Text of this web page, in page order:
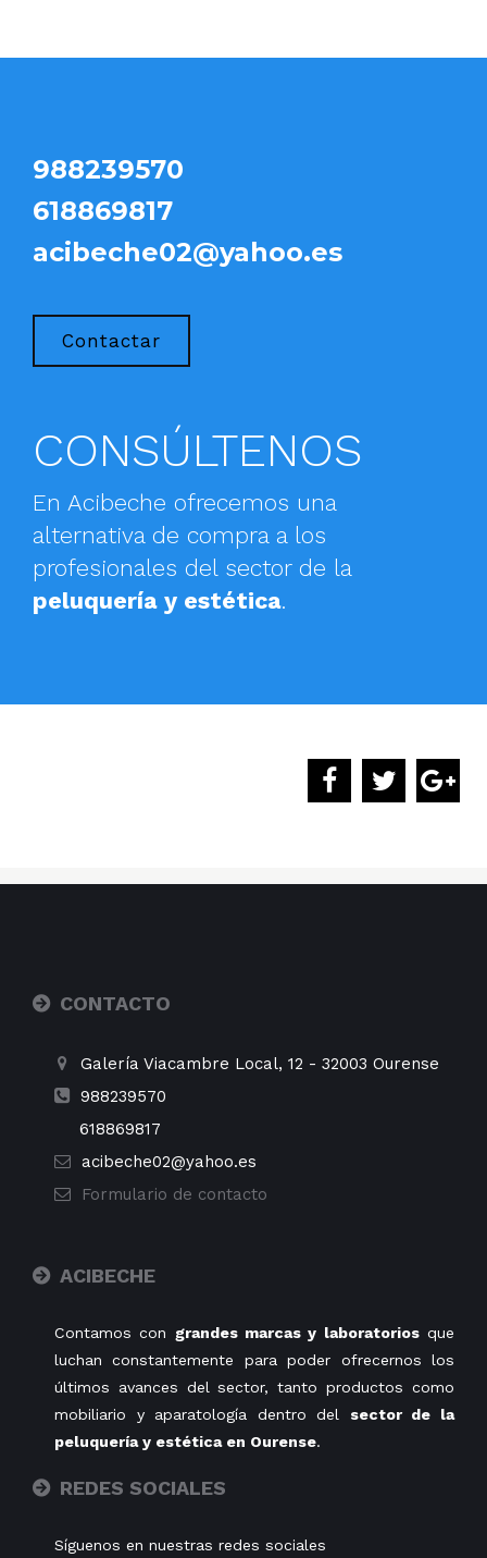
988239570
618869817
acibeche02@yahoo.es
Contactar
CONSÚLTENOS
En Acibeche ofrecemos una
alternativa de compra a los
profesionales del sector de la
peluquería y estética.
CONTACTO
Galería Viacambre Local, 12 - 32003 Ourense
988239570
618869817
acibeche02@yahoo.es
Formulario de contacto
ACIBECHE
Contamos con grandes marcas y laboratoriosque
luchan constantemente para poder ofrecernos los
últimos avances del sector, tanto productos como
mobiliario y aparatología dentro del sector de la
peluquería y estética en Ourense.
REDES SOCIALES
Síguenos en nuestras redes sociales